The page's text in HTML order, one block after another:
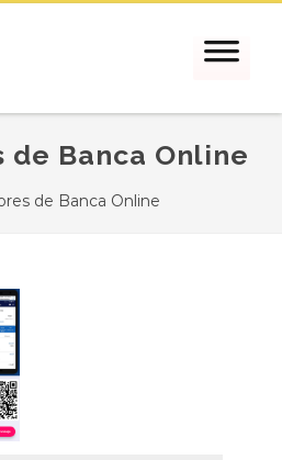
de Banca Online
de Banca Online